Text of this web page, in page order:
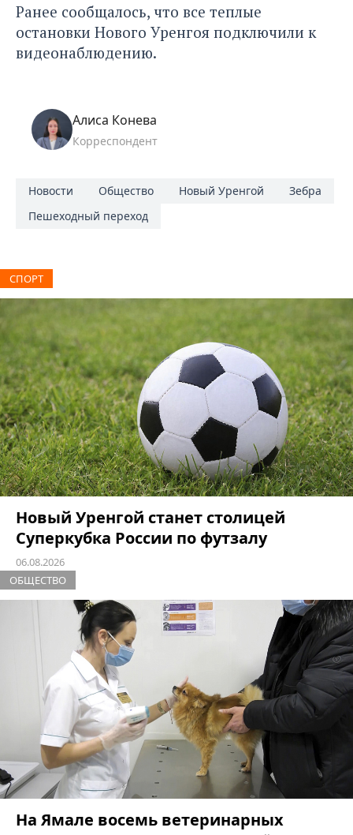
Ранее сообщалось, что все теплые
остановки Нового Уренгоя подключили к
видеонаблюдению.
Алиса Конева
Корреспондент
Новости Общество Новый Уренгой
Зебра
Пешеходный переход
СПОРТ
Новый Уренгой станет столицей
Суперкубка России по футзалу
06.08.2026
ОБЩЕСТВО
На Ямале восемь ветеринарных